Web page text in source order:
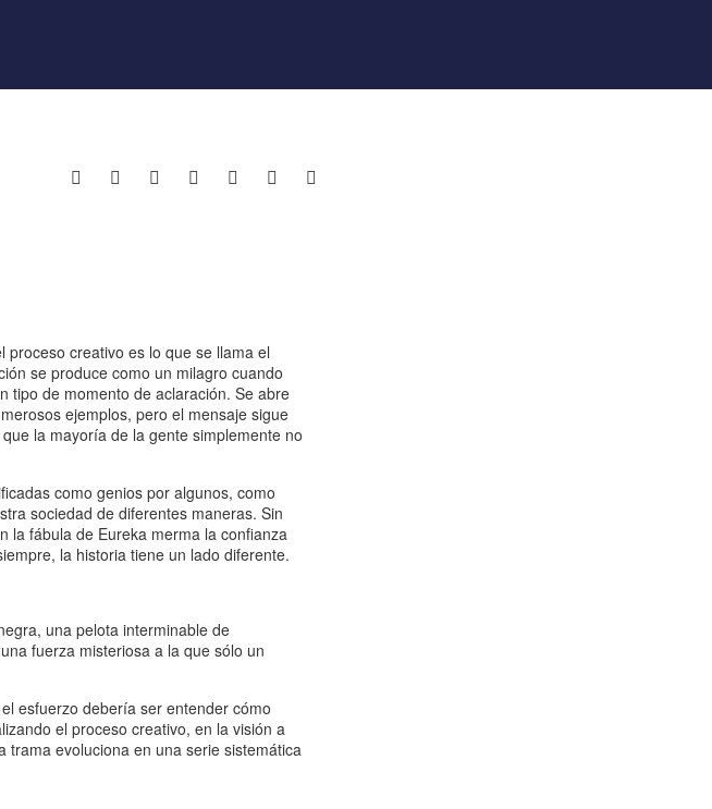
creativo es lo que se llama el
se produce como un milagro cuando
tipo de momento de aclaración. Se abre
ejemplos, pero el mensaje sigue
la mayoría de la gente simplemente no
como genios por algunos, como
sociedad de diferentes maneras. Sin
la fábula de Eureka merma la confianza
la historia tiene un lado diferente.
una pelota interminable de
fuerza misteriosa a la que sólo un
esfuerzo debería ser entender cómo
el proceso creativo, en la visión a
trama evoluciona en una serie sistemática